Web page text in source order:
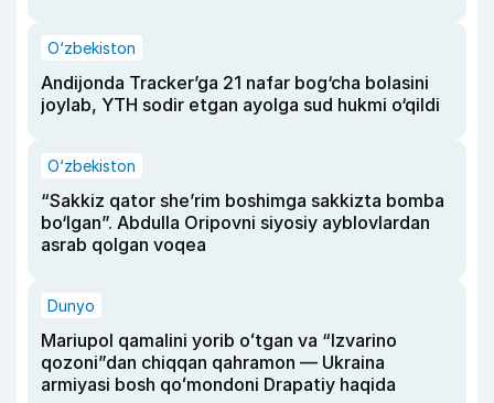
O‘zbekiston
Andijonda Tracker’ga 21 nafar bog‘cha bolasini
joylab, YTH sodir etgan ayolga sud hukmi o‘qildi
O‘zbekiston
“Sakkiz qator she’rim boshimga sakkizta bomba
bo‘lgan”. Abdulla Oripovni siyosiy ayblovlardan
asrab qolgan voqea
Dunyo
Mariupol qamalini yorib oʻtgan va “Izvarino
qozoni”dan chiqqan qahramon — Ukraina
armiyasi bosh qoʻmondoni Drapatiy haqida